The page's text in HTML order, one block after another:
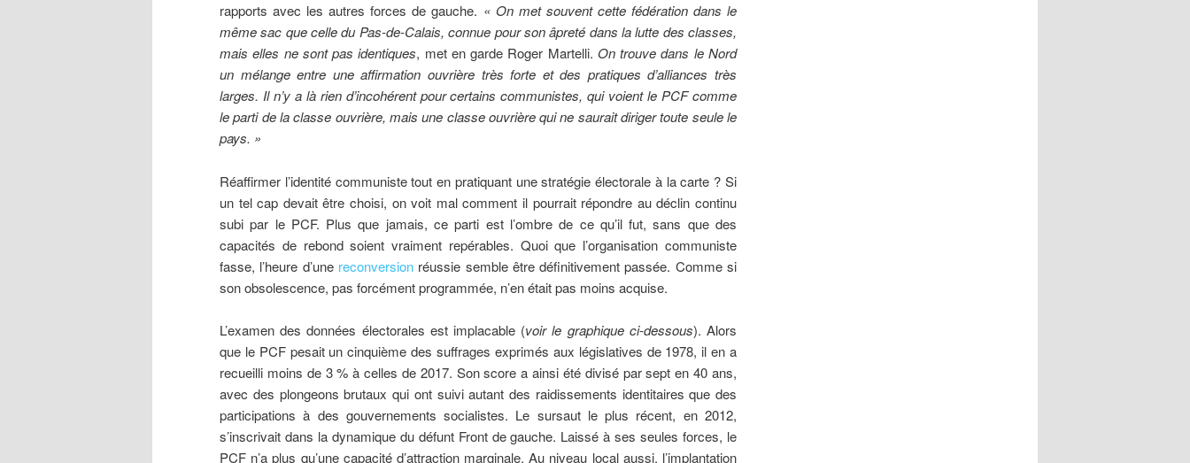
rapports avec les autres forces de gauche. « On met souvent cette fédération dans le
même sac que celle du Pas-de-Calais, connue pour son âpreté dans la lutte des classes,
mais elles ne sont pas identiques, met en garde Roger Martelli. On trouve dans le Nord
un mélange entre une affirmation ouvrière très forte et des pratiques d’alliances très
larges. Il n’y a là rien d’incohérent pour certains communistes, qui voient le PCF comme
le parti de la classe ouvrière, mais une classe ouvrière qui ne saurait diriger toute seule le
pays. »
Réaffirmer l’identité communiste tout en pratiquant une stratégie électorale à la carte ? Si
un tel cap devait être choisi, on voit mal comment il pourrait répondre au déclin continu
subi par le PCF. Plus que jamais, ce parti est l’ombre de ce qu’il fut, sans que des
capacités de rebond soient vraiment repérables. Quoi que l’organisation communiste
fasse, l’heure d’une reconversionréussie semble être définitivement passée. Comme si
son obsolescence, pas forcément programmée, n’en était pas moins acquise.
L’examen des données électorales est implacable (voir le graphique ci-dessous). Alors
que le PCF pesait un cinquième des suffrages exprimés aux législatives de 1978, il en a
recueilli moins de 3 % à celles de 2017. Son score a ainsi été divisé par sept en 40 ans,
avec des plongeons brutaux qui ont suivi autant des raidissements identitaires que des
participations à des gouvernements socialistes. Le sursaut le plus récent, en 2012,
s’inscrivait dans la dynamique du défunt Front de gauche. Laissé à ses seules forces, le
PCF n’a plus qu’une capacité d’attraction marginale. Au niveau local aussi, l’implantation